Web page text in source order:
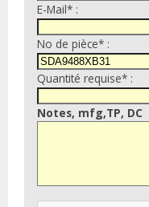
E-Mail* :
No de pièce* :
Quantité requise* :
Notes, mfg,TP, DC